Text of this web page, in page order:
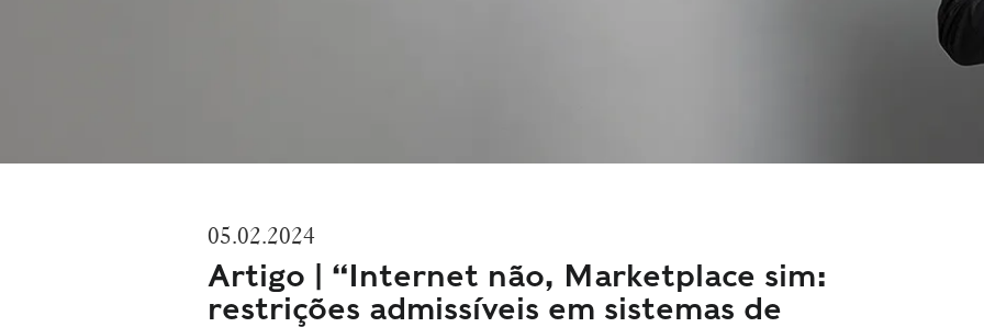
05.02.2024
Artigo | “Internet não, Marketplace sim:
restrições admissíveis em sistemas de